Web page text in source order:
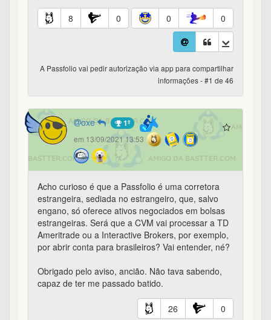
8 0 0 0
A Passfolio vai pedir autorização via app para compartilhar
informações - #1 de 46
oxe 1º
em 13/09/2021 13:53
Acho curioso é que a Passfolio é uma corretora
estrangeira, sediada no estrangeiro, que, salvo
engano, só oferece ativos negociados em bolsas
estrangeiras. Será que a CVM vai processar a TD
Ameritrade ou a Interactive Brokers, por exemplo,
por abrir conta para brasileiros? Vai entender, né?
Obrigado pelo aviso, ancião. Não tava sabendo,
capaz de ter me passado batido.
26
0